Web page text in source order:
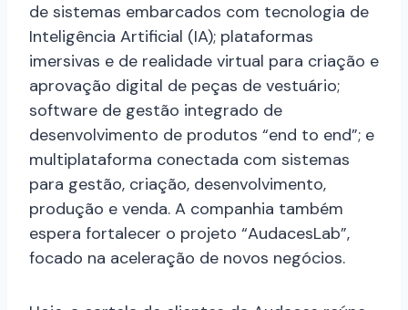
de sistemas embarcados com tecnologia de
Inteligência Artificial (IA); plataformas
imersivas e de realidade virtual para criação e
aprovação digital de peças de vestuário;
software de gestão integrado de
desenvolvimento de produtos “end to end”; e
multiplataforma conectada com sistemas
para gestão, criação, desenvolvimento,
produção e venda. A companhia também
espera fortalecer o projeto “AudacesLab”,
focado na aceleração de novos negócios.